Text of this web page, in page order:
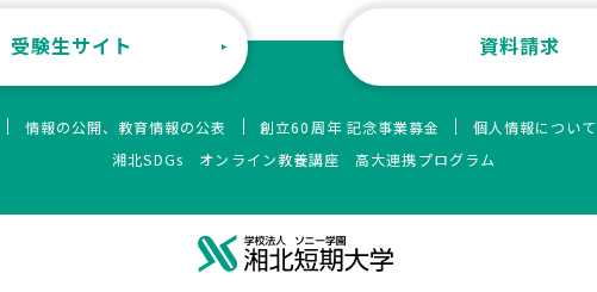
受験生サイト 資料請求
情報の公開、教育情報の公表 創立60周年 記念事業募金 個人情報について
湘北SDGs
オンライン教養講座 高大連携プログラム